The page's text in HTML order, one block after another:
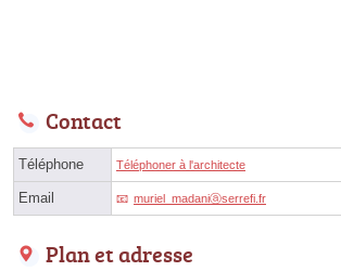
Contact
Téléphone Téléphoner à l'architecte
Email muriel_madaniⓐserrefi.fr
Plan et adresse